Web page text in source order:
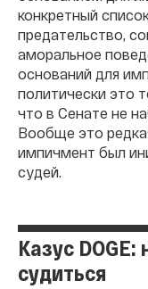
конкретный
предательство,
аморальное
оснований для
политически это
что в Сенате не
Вообще это
импичмент был
судей.
Казус DOGE:
судиться